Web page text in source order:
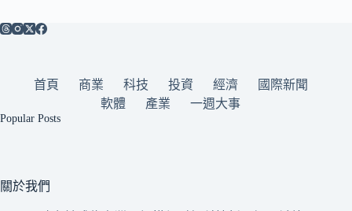
首頁 商業 科技 投資 經濟
國際新聞
軟體
產業 一週大事
Popular Posts
關於我們